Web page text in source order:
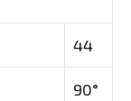
44
90°